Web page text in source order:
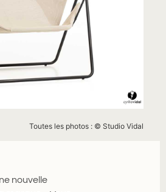
Toutes les photos : © Studio Vidal
nouvelle